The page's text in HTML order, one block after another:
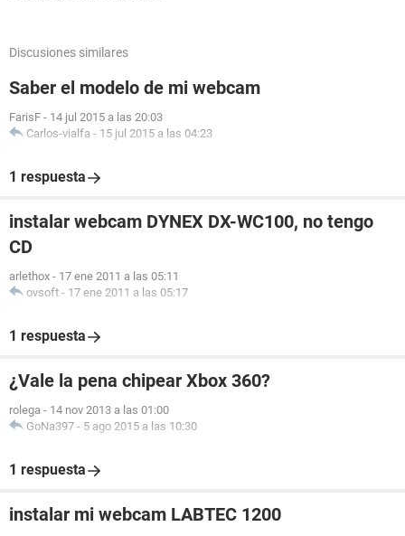
Discusiones similares
Saber el modelo de mi webcam
FarisF - 14 jul 2015 a las 20:03
Carlos-vialfa - 15 jul 2015 a las 04:23
1 respuesta
instalar webcam DYNEX DX-WC100, no tengo
CD
arlethox - 17 ene 2011 a las 05:11
ovsoft - 17 ene 2011 a las 05:17
1 respuesta
¿Vale la pena chipear Xbox 360?
rolega - 14 nov 2013 a las 01:00
GoNa397 - 5 ago 2015 a las 10:30
1 respuesta
instalar mi webcam LABTEC 1200